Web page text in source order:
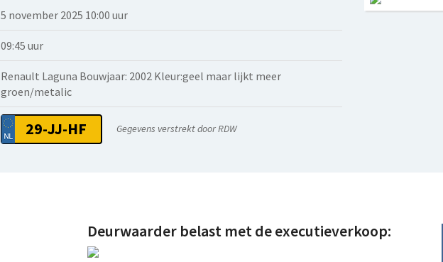
5 november 2025 10:00 uur
09:45 uur
Renault Laguna Bouwjaar: 2002 Kleur:geel maar lijkt meer
groen/metalic
29-JJ-HF Gegevens verstrekt door RDW
Deurwaarder belast met de executieverkoop: